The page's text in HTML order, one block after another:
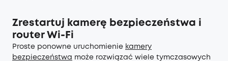
Zrestartuj kamerę bezpieczeństwa i
router Wi-Fi
Proste ponowne uruchomienie kamery
bezpieczeństwa może rozwiązać wiele tymczasowych